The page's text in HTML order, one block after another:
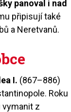
panoval i nad
připisují také
a Neretvanů.
I. (867–886)
Roku
z